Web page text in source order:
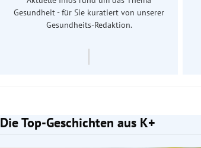
Gesundheit - für Sie kuratiert von unserer
Gesundheits-Redaktion.
Die Top-Geschichten aus K+
Slide 1 von 7